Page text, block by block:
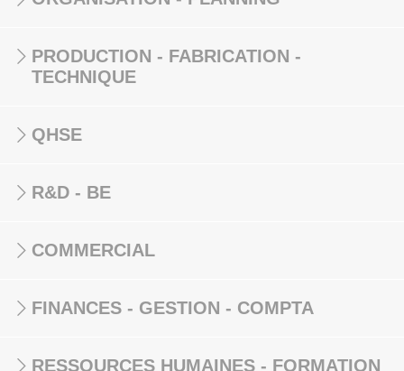
PRODUCTION - FABRICATION -
TECHNIQUE
QHSE
R&D - BE
COMMERCIAL
FINANCES - GESTION - COMPTA
RESSOURCES HUMAINES - FORMATION